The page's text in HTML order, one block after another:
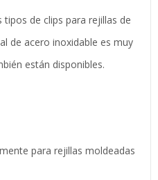
de clips para rejillas de
de acero inoxidable es muy
están disponibles.
para rejillas moldeadas